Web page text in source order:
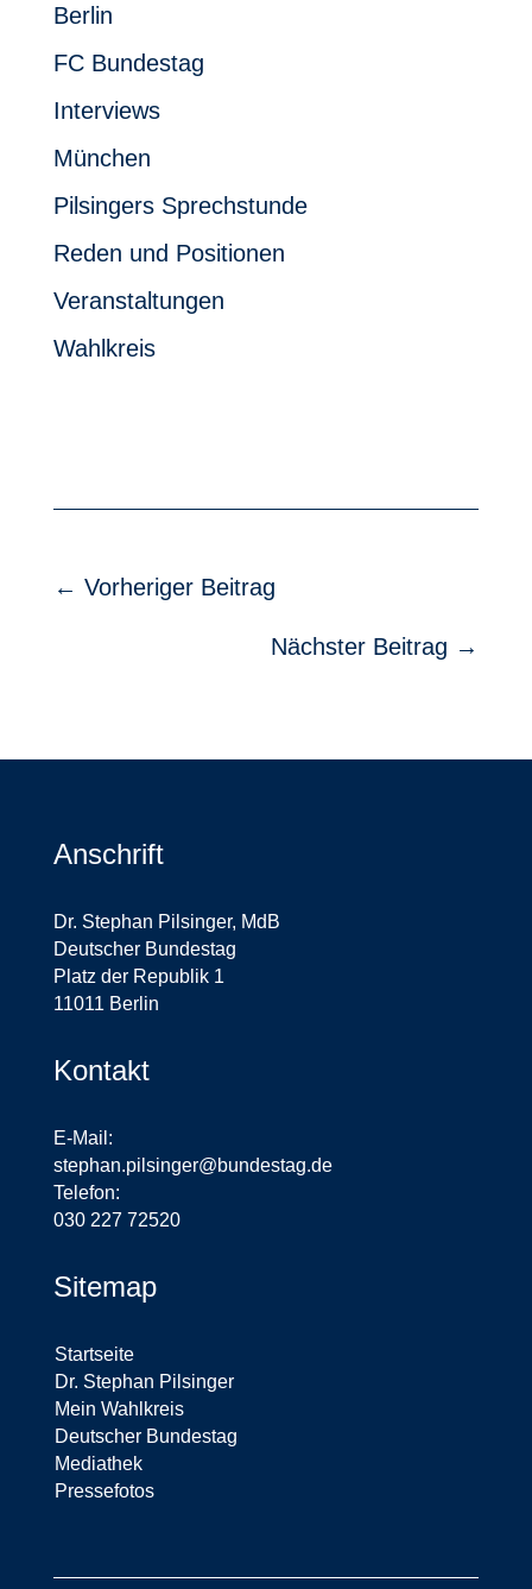
Berlin
FC Bundestag
Interviews
München
Pilsingers Sprechstunde
Reden und Positionen
Veranstaltungen
Wahlkreis
← Vorheriger Beitrag
Nächster Beitrag →
Anschrift
Dr. Stephan Pilsinger, MdB
Deutscher Bundestag
Platz der Republik 1
11011 Berlin
Kontakt
E-Mail:
stephan.pilsinger@bundestag.de
Telefon:
030 227 72520
Sitemap
Startseite
Dr. Stephan Pilsinger
Mein Wahlkreis
Deutscher Bundestag
Mediathek
Pressefotos